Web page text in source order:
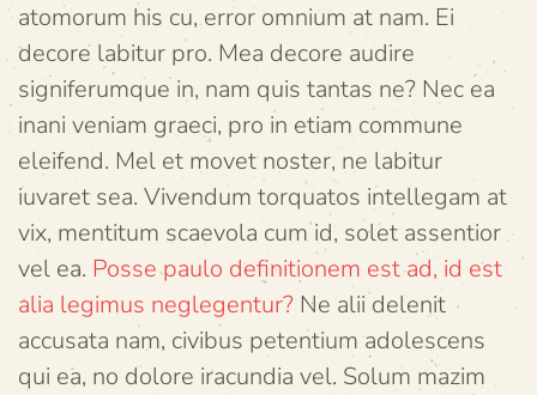
atomorum his cu, error omnium at nam. Ei
decore labitur pro. Mea decore audire
signiferumque in, nam quis tantas ne? Nec ea
inani veniam graeci, pro in etiam commune
eleifend. Mel et movet noster, ne labitur
iuvaret sea. Vivendum torquatos intellegam at
vix, mentitum scaevola cum id, solet assentior
vel ea. Posse paulo definitionem est ad, id est
alia legimus neglegentur? Ne alii delenit
accusata nam, civibus petentium adolescens
qui ea, no dolore iracundia vel. Solum mazim